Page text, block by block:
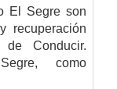
El Segre son
recuperación
Conducir.
como